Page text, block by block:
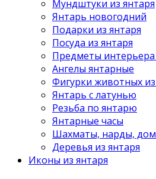
Мундштуки из янтаря
Янтарь новогодний
Подарки из янтаря
Посуда из янтаря
Предметы интерьера
Ангелы янтарные
Фигурки животных из
Янтарь с латунью
Резьба по янтарю
Янтарные часы
Шахматы, нарды,
Деревья из янтаря
Иконы из янтаря